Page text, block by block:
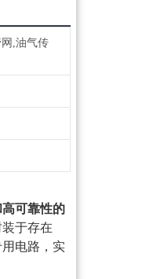
,油气传
可靠性的
于存在
电路，实